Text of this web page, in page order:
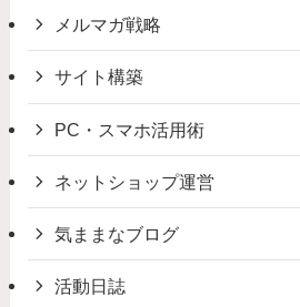
メルマガ戦略
サイト構築
PC・スマホ活用術
ネットショップ運営
気ままなブログ
活動日誌